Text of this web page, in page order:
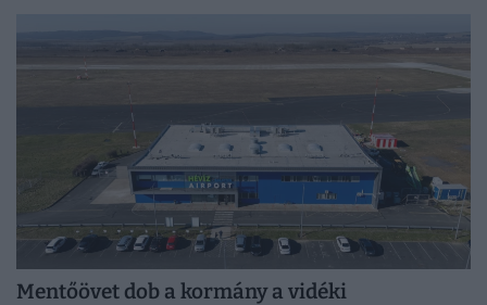
Mentőövet dob a kormány a vidéki